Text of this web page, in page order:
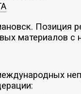
Позиция
материалов с